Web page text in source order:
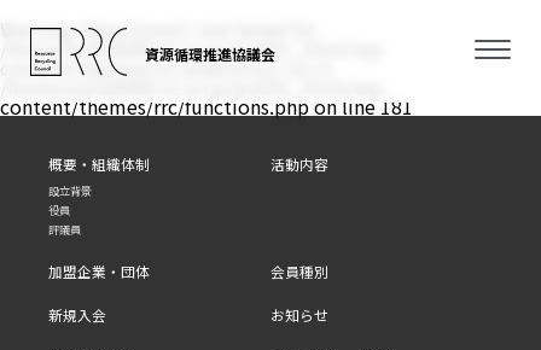
Warning: filemtime(): stat failed for
/home/xs350646/rrc.or.jp/public_html/wp-
content/themes/rrc/assets/css/.css in
content/themes/rrc/functions.phpon line 181
資源循環推進協議会
概要・組織体制
設立背景
役員
評議員
活動内容
加盟企業・団体 会員種別
新規入会 お知らせ